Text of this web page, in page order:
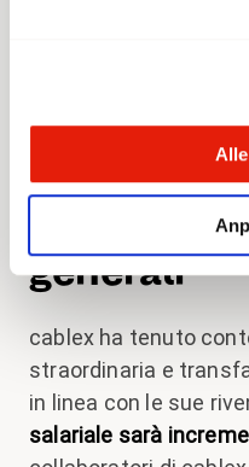
Per transfair era
sotto forma di un
Aumenti
generali
cablex ha tenuto
straordinaria e
in linea con le sue
salariale sarà